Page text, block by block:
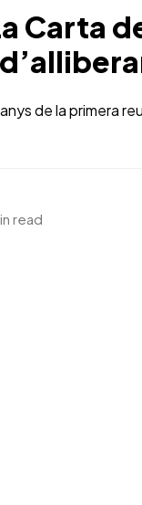
Carta
de la primera
read